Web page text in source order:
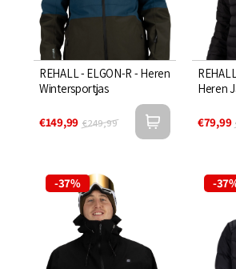
REHALL - ELGON-R - Heren
Wintersportjas
€149,99 €249,99
Heren
€79,99
-37% -